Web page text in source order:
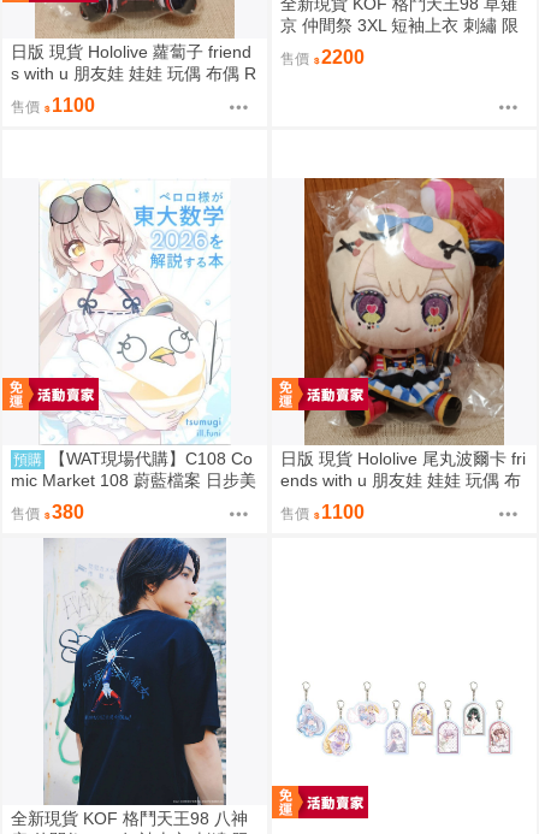
日版 現貨 Hololive 蘿蔔子 friend
s with u 朋友娃 娃娃 玩偶 布偶 R
oboco ロボ子
售價 1100
京 仲間祭 3XL 短袖上衣 刺繡 限
定聯名
售價 2200
預購
【WAT現場代購】C108 Co
mic Market 108 蔚藍檔案 日步美
ペロロ様が東大数学2026を解説
する本
售價 380
日版 現貨 Hololive 尾丸波爾卡 fri
ends with u 朋友娃 娃娃 玩偶 布
偶 座長 尾丸ポルカ
售價 1100
全新現貨 KOF 格鬥天王98 八神